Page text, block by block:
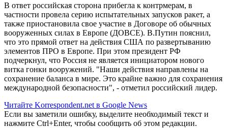
В ответ российская сторона прибегла к контрмерам, в
частности провела серию испытательных запусков ракет, а
также приостановила свое участие в Договоре об обычных
вооруженных силах в Европе (ДОВСЕ). В.Путин пояснил,
что это прямой ответ на действия США по развертыванию
элементов ПРО в Европе. При этом президент РФ
подчеркнул, что Россия не является инициатором нового
витка гонки вооружений. "Наши действия направлены на
сохранение баланса в мире. Это крайне важно для сохранения
международной безопасности", - отметил российский лидер.
Читайте Korrespondent.net в Google News
Если вы заметили ошибку, выделите необходимый текст и
нажмите Ctrl+Enter, чтобы сообщить об этом редакции.